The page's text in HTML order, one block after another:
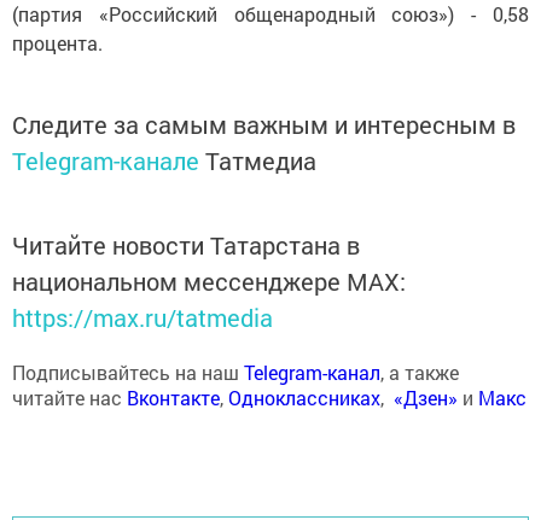
(партия «Российский общенародный союз») - 0,58
процента.
Следите за самым важным и интересным в
Telegram-канале Татмедиа
Читайте новости Татарстана в
национальном мессенджере MАХ:
https://max.ru/tatmedia
Подписывайтесь на наш Telegram-канал, а также
читайте нас Вконтакте,Одноклассниках, «Дзен» и Макс